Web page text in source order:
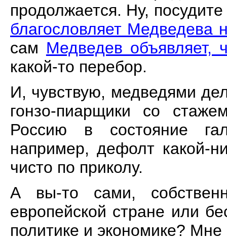
продолжается. Ну,
благословляет Медведева
сам Медведев объявляет,
какой-то перебор.
И, чувствую, медведями
гонзо-пиарщики со
Россию в состояние
например, дефолт какой-
чисто по приколу.
А вы-то сами,
европейской стране или
политике и экономике?